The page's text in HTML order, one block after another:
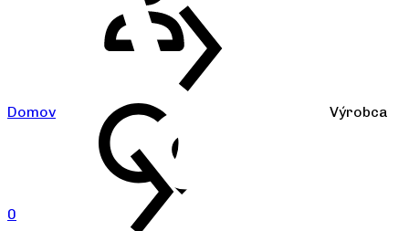
0
Domov Výrobca